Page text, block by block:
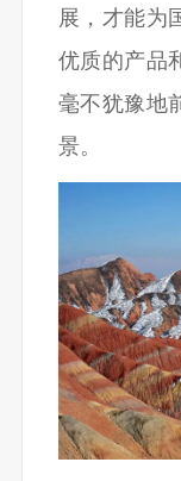
展，才能为
优质的产品
毫不犹豫地
景。